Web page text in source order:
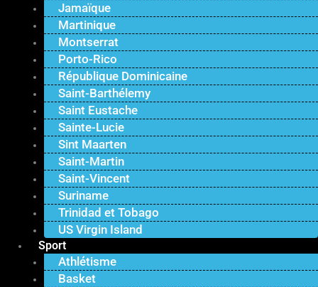
Jamaïque
Martinique
Montserrat
Porto-Rico
République Dominicaine
Saint-Barthélemy
Saint Eustache
Sainte-Lucie
Sint Maarten
Saint-Martin
Saint-Vincent
Suriname
Trinidad et Tobago
US Virgin Island
Sport
Athlétisme
Basket